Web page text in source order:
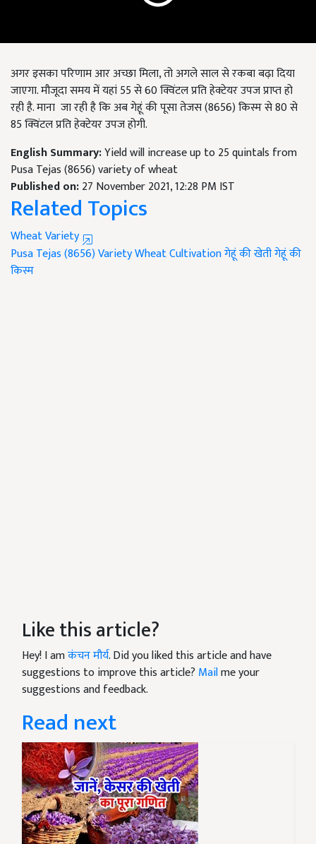
अगर इसका परिणाम आर अच्छा मिला, तो अगले साल से रकबा बढ़ा दिया
जाएगा. मौजूदा समय में यहां 55 से 60 क्विंटल प्रति हेक्टेयर उपज प्राप्त हो
रही है. माना जा रही है कि अब गेहूं की पूसा तेजस (8656) किस्म से 80 से
85 क्विंटल प्रति हेक्टेयर उपज होगी.
English Summary:Yield will increase up to 25 quintals from
Pusa Tejas (8656) variety of wheat
Published on:27 November 2021, 12:28 PM IST
Related Topics
Wheat Variety
Pusa Tejas (8656) VarietyWheat Cultivationगेहूं की खेतीगेहूं की
किस्म
Like this article?
Hey! I amकंचन मौर्य. Did you liked this article and have
suggestions to improve this article? Mailme your
suggestions and feedback.
Read next